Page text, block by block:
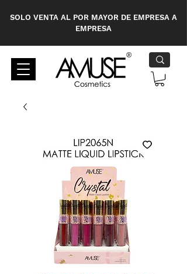
SOLO VENTA AL POR MAYOR DE EMPRESA A
EMPRESA